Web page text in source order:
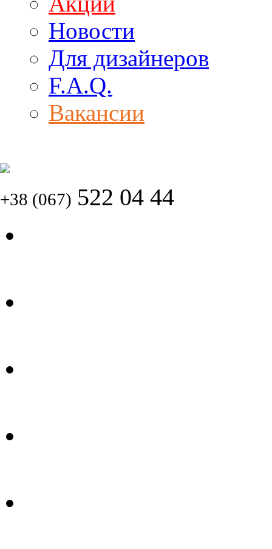
Новости
Для дизайнеров
F.A.Q.
Вакансии
+38 (067) 522 04 44